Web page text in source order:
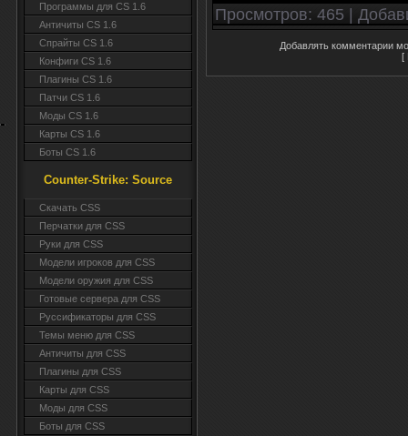
Программы для CS 1.6
Античиты CS 1.6
Спрайты CS 1.6
Конфиги CS 1.6
Плагины CS 1.6
Патчи CS 1.6
Моды CS 1.6
Карты CS 1.6
Боты CS 1.6
Counter-Strike: Source
Cкачать CSS
Перчатки для CSS
Руки для CSS
Модели игроков для CSS
Модели оружия для CSS
Готовые сервера для CSS
Руссификаторы для CSS
Темы меню для CSS
Античиты для CSS
Плагины для CSS
Карты для CSS
Моды для CSS
Боты для CSS
Просмотров: 465 |
Добавлять комментарии
[